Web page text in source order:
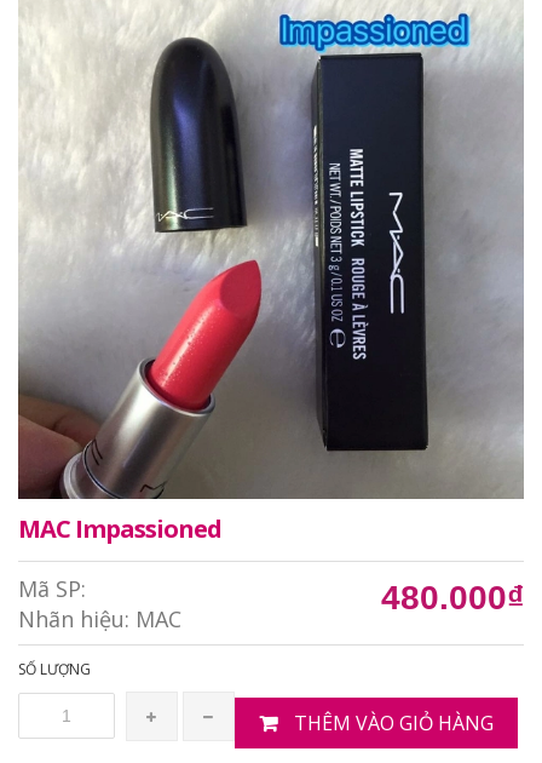
MAC Impassioned
Mã SP:
Nhãn hiệu: MAC
480.000₫
SỐ LƯỢNG
THÊM VÀO GIỎ HÀNG